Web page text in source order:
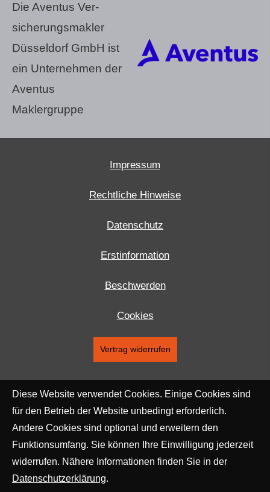
Die Aventus Ver­
sicherungs­makler
Düsseldorf GmbH ist
ein Unternehmen der
Aventus
Maklergruppe
Impressum
Rechtliche Hinweise
Datenschutz
Erstinformation
Beschwerden
Cookies
Vertrag widerrufen
Diese Website verwendet Cookies. Einige Cookies sind
für den Betrieb der Website unbedingt erforderlich.
Andere Cookies sind optional und erweitern den
Funktionsumfang. Sie können Ihre Einwilligung jederzeit
widerrufen. Nähere Informationen finden Sie in der
Datenschutzerklärung.